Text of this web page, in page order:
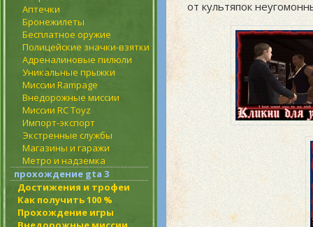
Аптечки
Бронежилеты
Бесплатное оружие
Полицейские значки-взятки
Адреналиновые пилюли
Уникальные прыжки
Миссии Rampage
Внедорожные миссии
Миссии RC Toyz
Импорт-экспорт
Экстренные службы
Магазины и гаражи
Метро и надземка
прохождение gta 3
Достижения и трофеи
Как получить 100 %
Прохождение игры
от культяпок